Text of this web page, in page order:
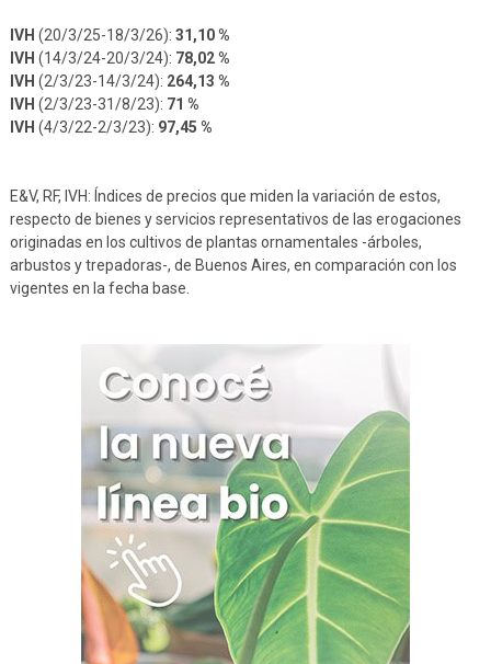
IVH (20/3/25-18/3/26): 31,10 %
IVH (14/3/24-20/3/24): 78,02 %
IVH (2/3/23-14/3/24): 264,13 %
IVH (2/3/23-31/8/23): 71 %
IVH (4/3/22-2/3/23): 97,45 %
E&V, RF, IVH: Índices de precios que miden la variación de estos,
respecto de bienes y servicios representativos de las erogaciones
originadas en los cultivos de plantas ornamentales -árboles,
arbustos y trepadoras-, de Buenos Aires, en comparación con los
vigentes en la fecha base.